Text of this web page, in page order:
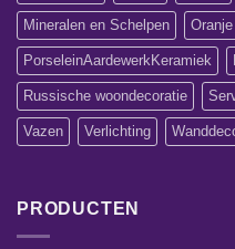
Mineralen en Schelpen Oranje
PorseleinAardewerkKeramiek
Russische woondecoratie
Vazen Verlichting
PRODUCTEN